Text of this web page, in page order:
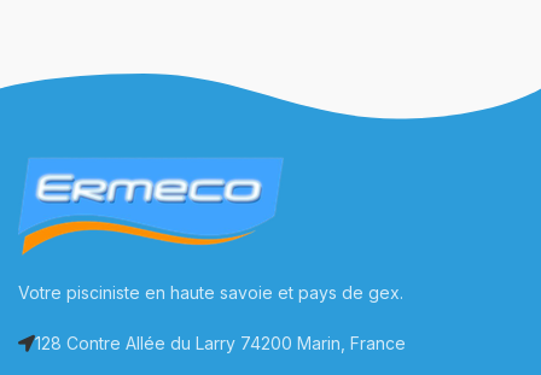
Votre pisciniste en haute savoie et pays de gex.
128 Contre Allée du Larry 74200 Marin, France